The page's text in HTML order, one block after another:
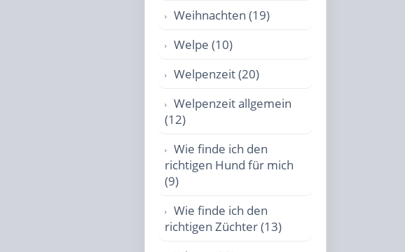
Weihnachten (19)
Welpe (10)
Welpenzeit (20)
Welpenzeit allgemein
(12)
Wie finde ich den
richtigen Hund für mich
(9)
Wie finde ich den
richtigen Züchter (13)